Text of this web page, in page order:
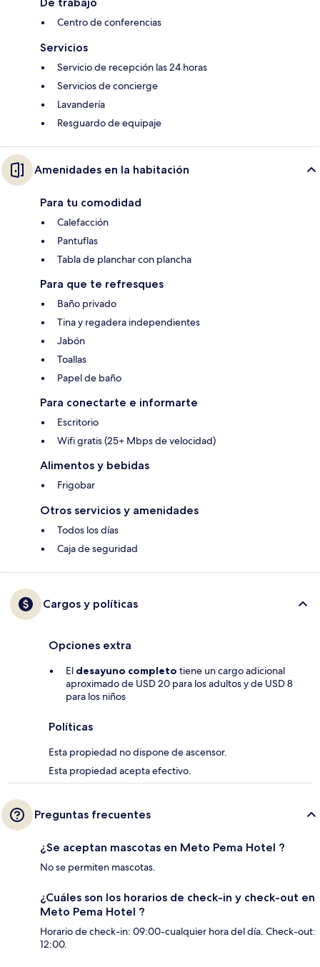
Centro de conferencias
Servicios
Servicio de recepción las 24 horas
Servicios de concierge
Lavandería
Resguardo de equipaje
Amenidades en la habitación
Para tu comodidad
Calefacción
Pantuflas
Tabla de planchar con plancha
Para que te refresques
Baño privado
Tina y regadera independientes
Jabón
Toallas
Papel de baño
Para conectarte e informarte
Escritorio
Wifi gratis (25+ Mbps de velocidad)
Alimentos y bebidas
Frigobar
Otros servicios y amenidades
Todos los días
Caja de seguridad
Cargos y políticas
Opciones extra
El desayuno completo tiene un cargo adicional
aproximado de USD 20 para los adultos y de USD 8
para los niños
Políticas
Esta propiedad no dispone de ascensor.
Esta propiedad acepta efectivo.
Preguntas frecuentes
¿Se aceptan mascotas en Meto Pema Hotel ?
No se permiten mascotas.
¿Cuáles son los horarios de check-in y check-out en
Meto Pema Hotel ?
Horario de check-in: 09:00-cualquier hora del día. Check-out:
12:00.